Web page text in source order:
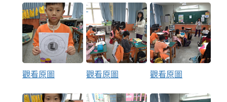
觀看原圖 觀看原圖 觀看原圖